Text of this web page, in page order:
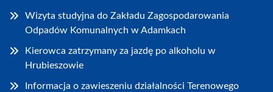
Wizyta studyjna do Zakładu Zagospodarowania
Odpadów Komunalnych w Adamkach
Kierowca zatrzymany za jazdę po alkoholu w
Hrubieszowie
Informacja o zawieszeniu działalności Terenowego